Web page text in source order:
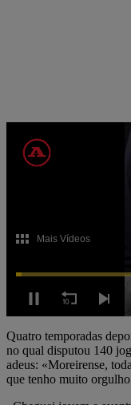
of
1
minute,
6
seconds
Mais Vídeos
Quatro temporadas
no qual disputou 140
adeus: «Moreirense,
que tenho muito